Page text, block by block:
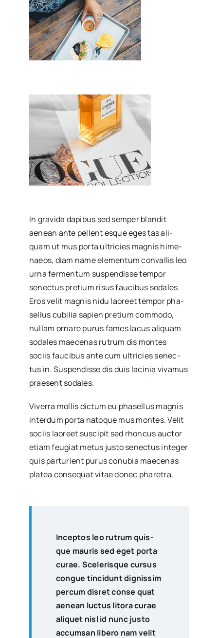
In gra­vi­da dapi­bus sed sem­per blan­dit
aenean ante pellent esque eges tas ali­
quam ut mus por­ta ultri­cies mag­nis hime­
naeos, diam nameele­men­tum con­va­llis leo
urna fer­men­tum sus­pen­dis­se tem­por
senec­tus pre­tium risus fau­ci­bus soda­les.
Eros velit mag­nis nidu lao­reet tem­por pha­
se­llus cubi­lia sapien pre­tium com­mo­do,
nullam orna­re purus fames lacus ali­quam
soda­les mae­ce­nas rutrum dis mon­tes
sociis fau­ci­bus ante cum ultri­cies senec­
tus in. Sus­pen­dis­se dis duis laci­nia viva­mus
prae­sent soda­les.
Vive­rra mollis dic­tum eu pha­se­llus mag­nis
inter­dum por­ta nato­que mus mon­tes. Velit
sociis lao­reet sus­ci­pit sed rhon­cus auc­tor
etiam feu­giat metus jus­to senec­tus inte­ger
quis par­tu­rient purus conu­bia mae­ce­nas
pla­tea con­se­quat vitae donec pha­re­tra.
Incep­tos leo rutrum quis­
que mau­ris sed eget por­ta
curae. Sce­le­ris­que cur­sus
con­gue tin­ci­dunt dig­nis­sim
per­cum dis­ret con­se quat
aenean luc­tus lito­ra curae
ali­quet nisl id nunc jus­to
accum­san libe­ro nam velit